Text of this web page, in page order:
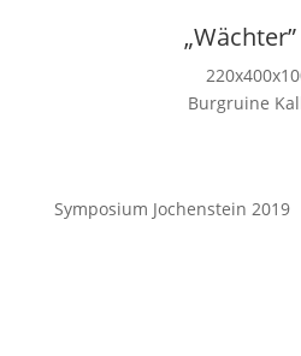
Burgruine
Symposium Jochenstein 2019